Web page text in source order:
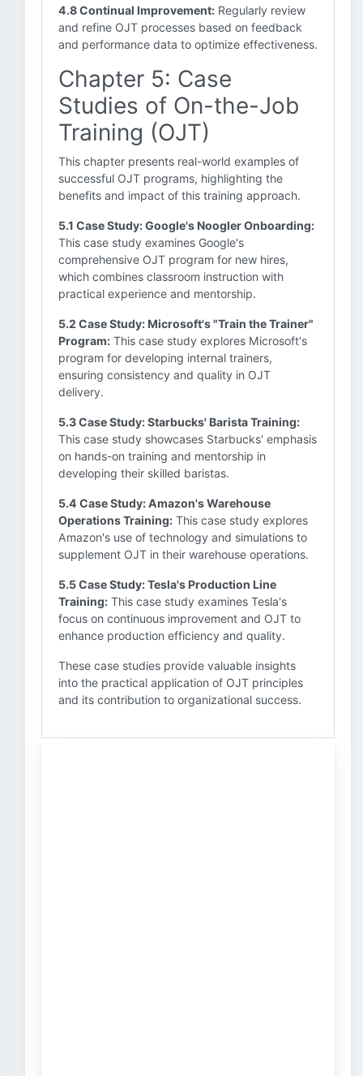
4.8 Continual Improvement: Regularly review
and refine OJT processes based on feedback
and performance data to optimize effectiveness.
Chapter 5: Case
Studies of On-the-Job
Training (OJT)
This chapter presents real-world examples of
successful OJT programs, highlighting the
benefits and impact of this training approach.
5.1 Case Study: Google's Noogler Onboarding:
This case study examines Google's
comprehensive OJT program for new hires,
which combines classroom instruction with
practical experience and mentorship.
5.2 Case Study: Microsoft's "Train the Trainer"
Program: This case study explores Microsoft's
program for developing internal trainers,
ensuring consistency and quality in OJT
delivery.
5.3 Case Study: Starbucks' Barista Training:
This case study showcases Starbucks' emphasis
on hands-on training and mentorship in
developing their skilled baristas.
5.4 Case Study: Amazon's Warehouse
Operations Training: This case study explores
Amazon's use of technology and simulations to
supplement OJT in their warehouse operations.
5.5 Case Study: Tesla's Production Line
Training: This case study examines Tesla's
focus on continuous improvement and OJT to
enhance production efficiency and quality.
These case studies provide valuable insights
into the practical application of OJT principles
and its contribution to organizational success.